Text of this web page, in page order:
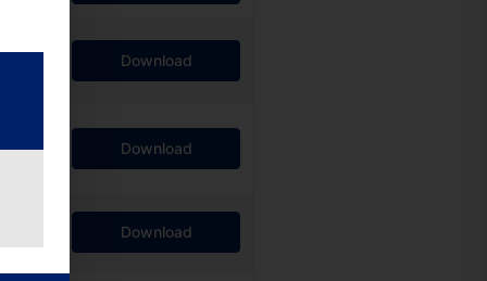
Download
Download
Download